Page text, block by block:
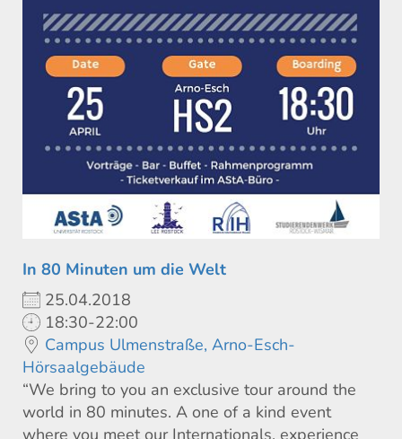
In 80 Minuten um die Welt
25.04.2018
18:30-22:00
Campus Ulmenstraße, Arno-Esch-
Hörsaalgebäude
“We bring to you an exclusive tour around the
world in 80 minutes. A one of a kind event